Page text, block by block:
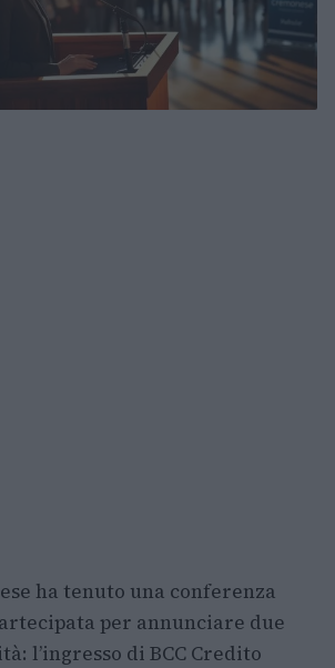
ha tenuto una conferenza
per annunciare due
l’ingresso di BCC Credito